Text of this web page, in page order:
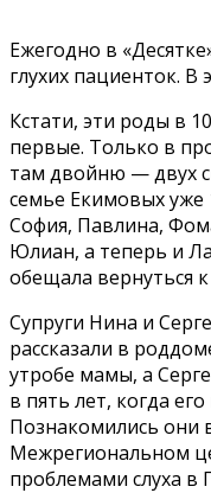
Ежегодно в
глухих пациенток.
Кстати, эти роды в
первые. Только в
там двойню — двух
семье Екимовых уже
София, Павлина,
Юлиан, а теперь и
обещала вернуться
Супруги Нина и
рассказали в
утробе мамы, а
в пять лет, когда
Познакомились они
Межрегиональном
проблемами слуха в